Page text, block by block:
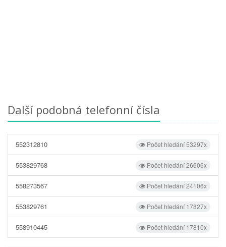
Další podobná telefonní čísla
Počet hledání 53297x
552312810
Počet hledání 26606x
553829768
Počet hledání 24106x
558273567
Počet hledání 17827x
553829761
Počet hledání 17810x
558910445